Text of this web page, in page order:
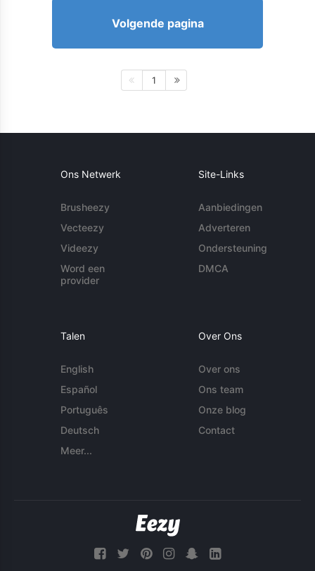
Volgende pagina
1
Ons Netwerk
Brusheezy
Vecteezy
Videezy
Word een
provider
Site-Links
Aanbiedingen
Adverteren
Ondersteuning
DMCA
Talen
English
Español
Português
Deutsch
Meer...
Over Ons
Over ons
Ons team
Onze blog
Contact